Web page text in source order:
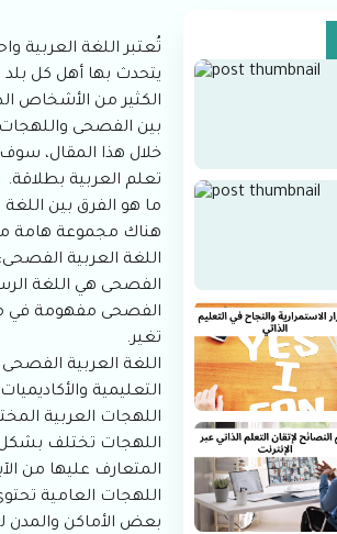
تُعتبر اللغة العربية
يتحدث بها أهل كل بلد
الكثير من الأشخاص
بين الفصحى
خلال هذا المقال،
تعلم العربية بطلاقة.
ما هو الفرق بين
هناك مجموعة هامة من
اللغة العربية الفصحى:
الفصحى هي اللغة
الفصحى مفهومة في
تغير.
اللغة العربية
التعليمية
اللهجات العربية
اللهجات تختلف بشكل
المتعارف عليها من
اللهجات العامية
بعض الأماكن والمدن